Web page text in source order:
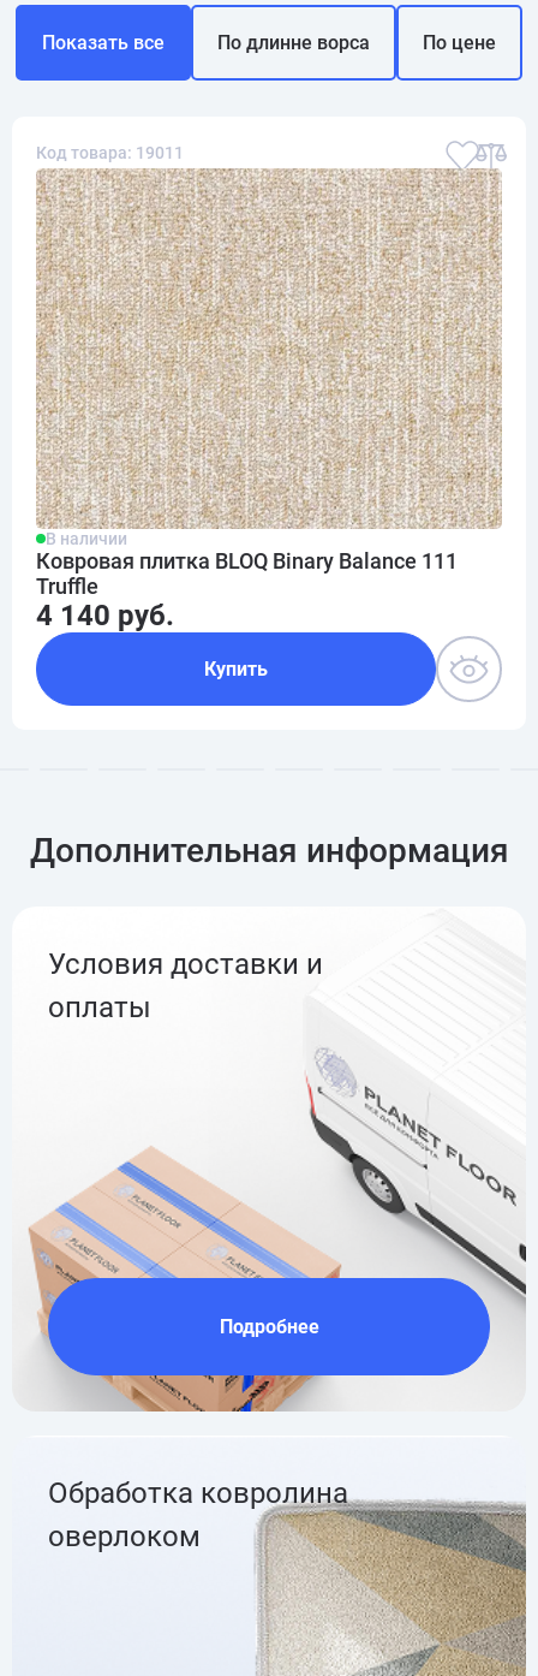
Показать все По длинне ворса По цене
Код товара: 19011
В наличии
Ковровая плитка BLOQ Binary Balance 111
Truffle
4 140 руб.
Купить
Дополнительная информация
Условия доставки и
оплаты
Подробнее
Обработка ковролина
оверлоком